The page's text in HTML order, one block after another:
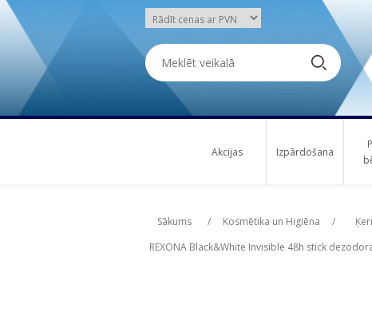
Akcijas Izpārdošana
Sākums / Kosmētika un Higiēna /
REXONA Black&White Invisible 48h stick